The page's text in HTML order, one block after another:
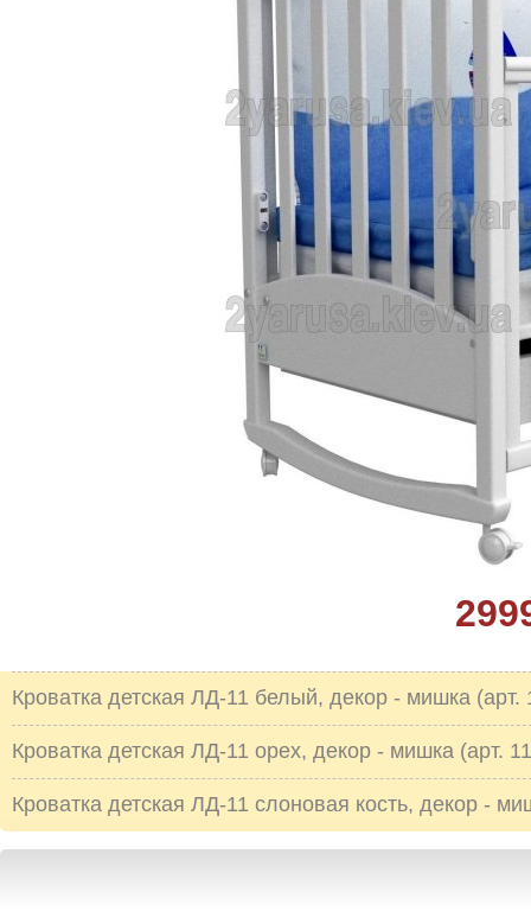
Кроватка детская ЛД-11 белый, декор - мишка (арт.
Кроватка детская ЛД-11 орех, декор - мишка (арт.
Кроватка детская ЛД-11 слоновая кость, декор -